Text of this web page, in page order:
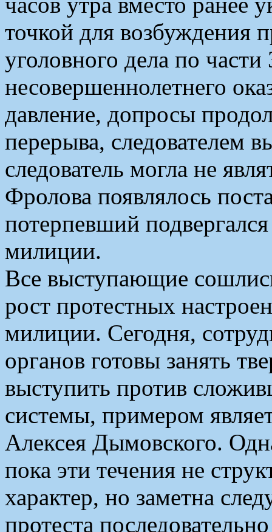
точкой для возбуждения
уголовного дела по
несовершеннолетнего
давление, допросы
перерыва, следователем
следователь могла не
Фролова появлялось
потерпевший
милиции.
Все выступающие
рост протестных
милиции. Сегодня,
органов готовы занять
выступить против
системы, примером
Алексея Дымовского.
пока эти течения не
характер, но заметна
протеста